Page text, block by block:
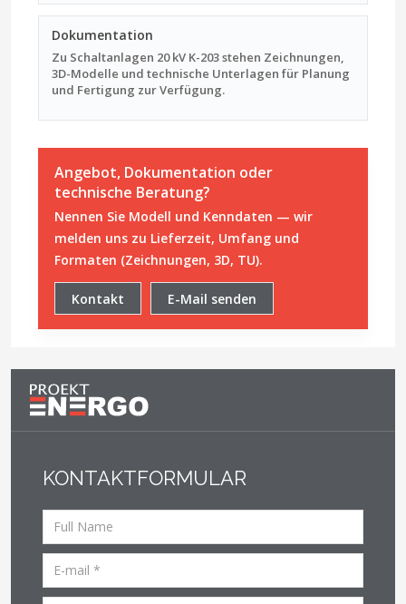
Dokumentation
Zu Schaltanlagen 20 kV K-203 stehen Zeichnungen,
3D-Modelle und technische Unterlagen für Planung
und Fertigung zur Verfügung.
Angebot, Dokumentation oder
technische Beratung?
Nennen Sie Modell und Kenndaten — wir
melden uns zu Lieferzeit, Umfang und
Formaten (Zeichnungen, 3D, TU).
Kontakt E-Mail senden
KONTAKTFORMULAR